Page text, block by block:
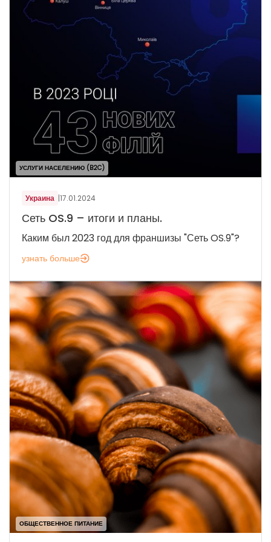
УСЛУГИ НАСЕЛЕНИЮ (B2C)
Украина |17.01.2024
Сеть OS.9 – итоги и планы.
Каким был 2023 год для франшизы "Сеть OS.9"?
узнать больше
ОБЩЕСТВЕННОЕ ПИТАНИЕ